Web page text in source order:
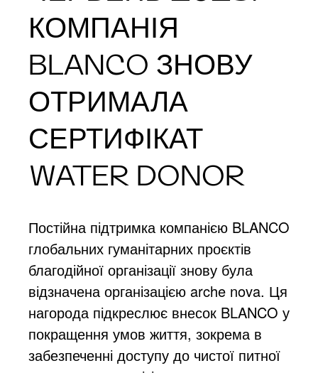
КОМПАНІЯ
BLANCO ЗНОВУ
ОТРИМАЛА
СЕРТИФІКАТ
WATER DONOR
Постійна підтримка компанією BLANCO
глобальних гуманітарних проєктів
благодійної організації знову була
відзначена організацією arche nova. Ця
нагорода підкреслює внесок BLANCO у
покращення умов життя, зокрема в
забезпеченні доступу до чистої питної